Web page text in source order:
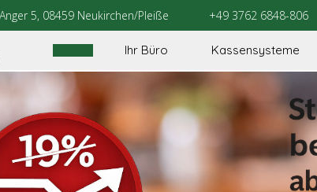
5, 08459 Neukirchen/Pleiße +49 3762 6848-806
Ihr Büro Kassensysteme